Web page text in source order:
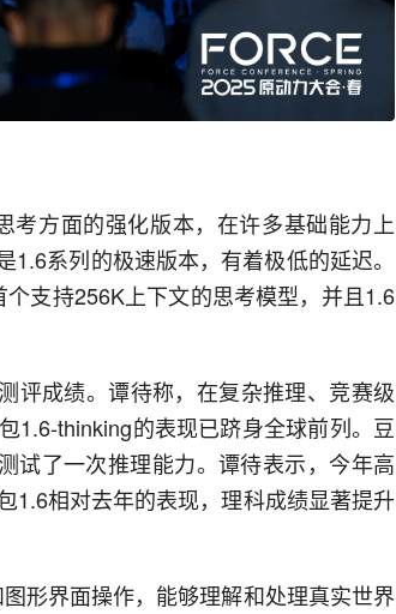
考方面的强化版本，在许多基础能力上
系列的极速版本，有着极低的延迟。
支持256K上下文的思考模型，并且1.6
评成绩。谭待称，在复杂推理、竞赛级
1.6-thinking的表现已跻身全球前列。豆
试了一次推理能力。谭待表示，今年高
1.6相对去年的表现，理科成绩显著提升
形界面操作，能够理解和处理真实世界